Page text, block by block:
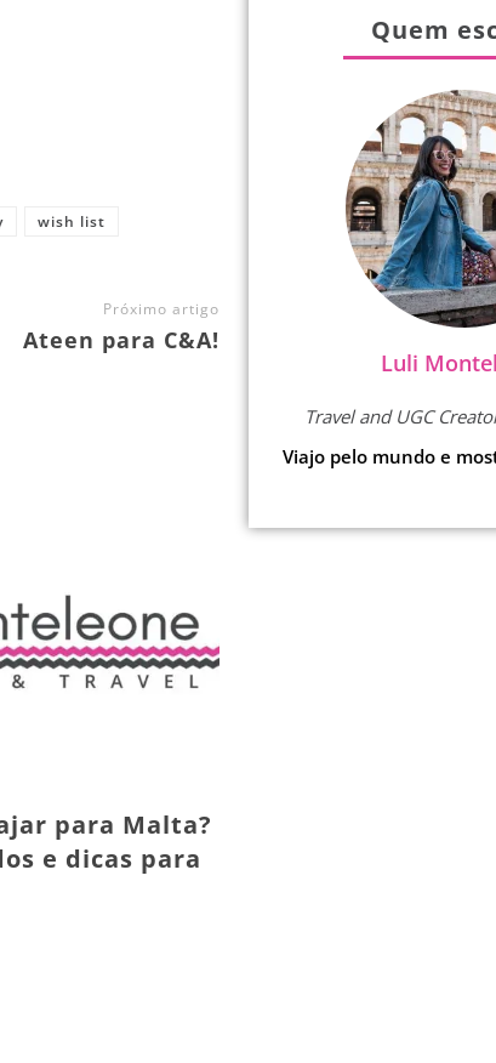
wish list
Próximo artigo
Ateen para C&A!
para Malta?
e dicas para
Quem
Luli
Travel and UGC
Viajo pelo mundo e